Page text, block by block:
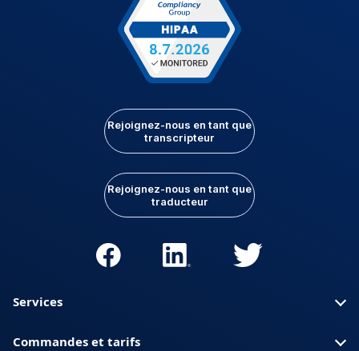
Rejoignez-nous en tant que
transcripteur
Rejoignez-nous en tant que
traducteur
Services
Commandes et tarifs